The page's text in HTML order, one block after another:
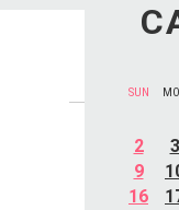
SUN
2
3
9
16